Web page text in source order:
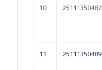
10 25111350487
11 25111350489